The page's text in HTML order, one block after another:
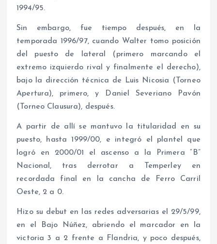
1994/95.
Sin embargo, fue tiempo después, en la
temporada 1996/97, cuando Walter tomo posición
del puesto de lateral (primero marcando el
extremo izquierdo rival y finalmente el derecho),
bajo la dirección técnica de Luis Nicosia (Torneo
Apertura), primero, y Daniel Severiano Pavón
(Torneo Clausura), después.
A partir de allí se mantuvo la titularidad en su
puesto, hasta 1999/00, e integró el plantel que
logró en 2000/01 el ascenso a la Primera “B”
Nacional, tras derrotar a Temperley en
recordada final en la cancha de Ferro Carril
Oeste, 2 a 0.
Hizo su debut en las redes adversarias el 29/5/99,
en el Bajo Núñez, abriendo el marcador en la
victoria 3 a 2 frente a Flandria, y poco después,